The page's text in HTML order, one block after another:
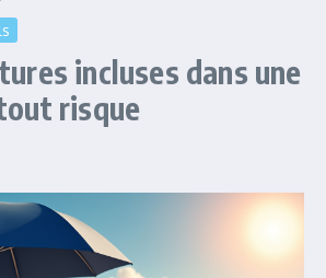
incluses dans une
risque